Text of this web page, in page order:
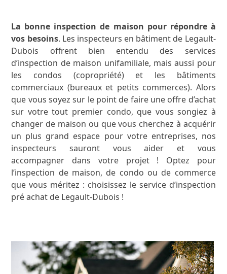
La bonne inspection de maison pour répondre à
vos besoins. Les inspecteurs en bâtiment de Legault-
Dubois offrent bien entendu des services
d’inspection de maison unifamiliale, mais aussi pour
les condos (copropriété) et les bâtiments
commerciaux (bureaux et petits commerces). Alors
que vous soyez sur le point de faire une offre d’achat
sur votre tout premier condo, que vous songiez à
changer de maison ou que vous cherchez à acquérir
un plus grand espace pour votre entreprises, nos
inspecteurs sauront vous aider et vous
accompagner dans votre projet ! Optez pour
l’inspection de maison, de condo ou de commerce
que vous méritez : choisissez le service d’inspection
pré achat de Legault-Dubois !